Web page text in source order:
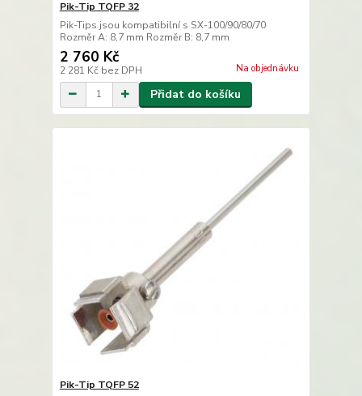
Pik-Tip TQFP 32
Pik-Tips jsou kompatibilní s SX-100/90/80/70
Rozměr A: 8,7 mm Rozměr B: 8,7 mm
2 760 Kč
2 281 Kč bez DPH Na objednávku
Přidat do košíku
Pik-Tip TQFP 52